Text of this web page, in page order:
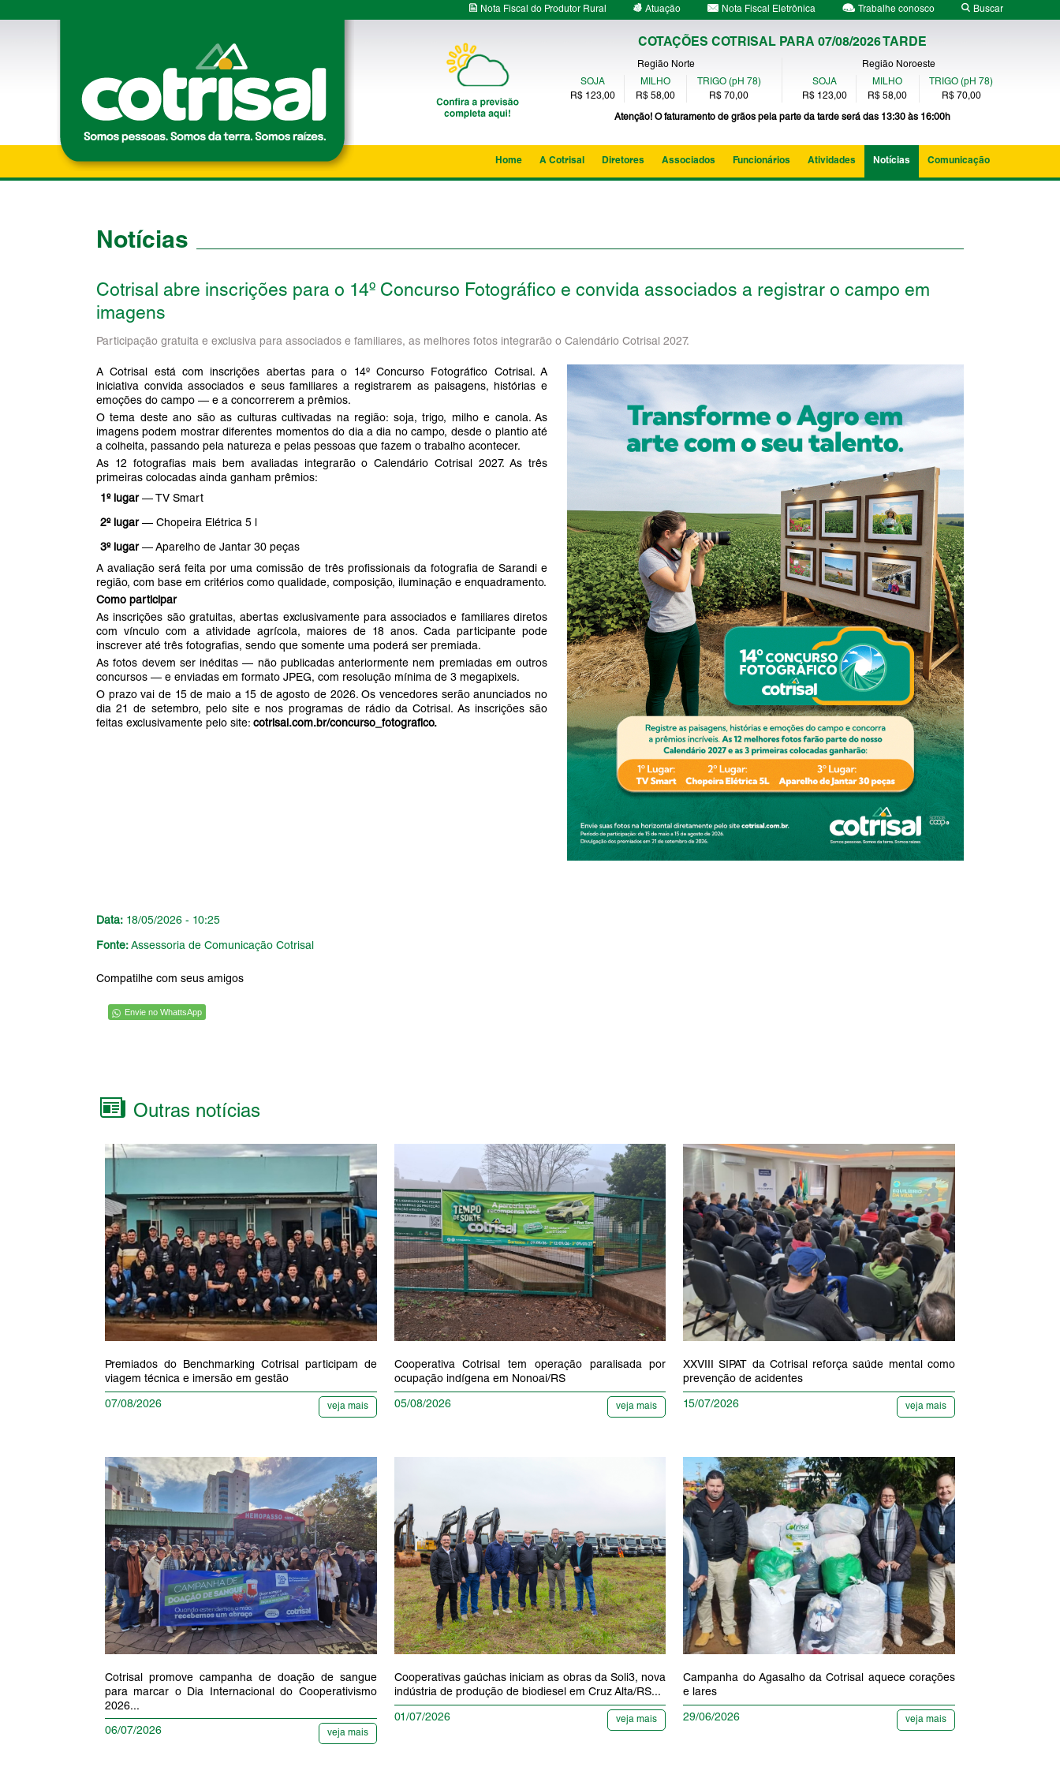
Nota Fiscal do Produtor Rural Atuação Nota Fiscal Eletrônica Trabalhe conosco Buscar
COTAÇÕES COTRISAL PARA 07/08/2026 TARDE
Região Norte
SOJA
R$ 123,00
MILHO
R$ 58,00
TRIGO (pH 78)
R$ 70,00
Região Noroeste
SOJA
R$ 123,00
MILHO
R$ 58,00
TRIGO (pH 78)
R$ 70,00
Atenção! O faturamento de grãos pela parte da tarde será das 13:30 às 16:00h
Home A Cotrisal Diretores Associados Funcionários Atividades Notícias Comunicação
Notícias
Cotrisal abre inscrições para o 14º Concurso Fotográfico e convida associados a registrar o campo em
imagens
Participação gratuita e exclusiva para associados e familiares, as melhores fotos integrarão o Calendário Cotrisal 2027.
A Cotrisal está com inscrições abertas para o 14º Concurso Fotográfico Cotrisal. A
iniciativa convida associados e seus familiares a registrarem as paisagens, histórias e
emoções do campo — e a concorrerem a prêmios.
O tema deste ano são as culturas cultivadas na região: soja, trigo, milho e canola. As
imagens podem mostrar diferentes momentos do dia a dia no campo, desde o plantio até
a colheita, passando pela natureza e pelas pessoas que fazem o trabalho acontecer.
As 12 fotografias mais bem avaliadas integrarão o Calendário Cotrisal 2027. As três
primeiras colocadas ainda ganham prêmios:
1º lugar— TV Smart
2º lugar— Chopeira Elétrica 5 l
3º lugar— Aparelho de Jantar 30 peças
A avaliação será feita por uma comissão de três profissionais da fotografia de Sarandi e
região, com base em critérios como qualidade, composição, iluminação e enquadramento.
Como participar
As inscrições são gratuitas, abertas exclusivamente para associados e familiares diretos
com vínculo com a atividade agrícola, maiores de 18 anos. Cada participante pode
inscrever até três fotografias, sendo que somente uma poderá ser premiada.
As fotos devem ser inéditas — não publicadas anteriormente nem premiadas em outros
concursos — e enviadas em formato JPEG, com resolução mínima de 3 megapixels.
O prazo vai de 15 de maio a 15 de agosto de 2026. Os vencedores serão anunciados no
dia 21 de setembro, pelo site e nos programas de rádio da Cotrisal. As inscrições são
feitas exclusivamente pelo site: cotrisal.com.br/concurso_fotografico.
Data: 18/05/2026 - 10:25
Fonte: Assessoria de Comunicação Cotrisal
Compatilhe com seus amigos
Envie no WhattsApp
Outras notícias
Premiados do Benchmarking Cotrisal participam de
viagem técnica e imersão em gestão
07/08/2026 veja mais
Cooperativa Cotrisal tem operação paralisada por
ocupação indígena em Nonoai/RS
05/08/2026 veja mais
XXVIII SIPAT da Cotrisal reforça saúde mental como
prevenção de acidentes
15/07/2026 veja mais
Cotrisal promove campanha de doação de sangue
para marcar o Dia Internacional do Cooperativismo
2026...
06/07/2026 veja mais
Cooperativas gaúchas iniciam as obras da Soli3, nova
indústria de produção de biodiesel em Cruz Alta/RS...
01/07/2026 veja mais
Campanha do Agasalho da Cotrisal aquece corações
e lares
29/06/2026 veja mais